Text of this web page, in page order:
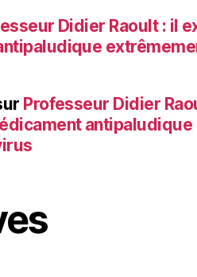
Didier Raoult : il
Professeur Didier